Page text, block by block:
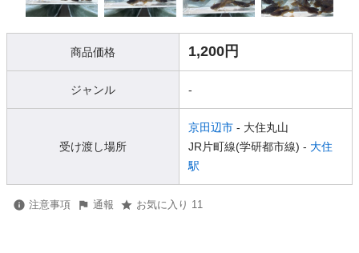
商品価格 1,200円
ジャンル -
受け渡し場所
京田辺市 - 大住丸山
JR片町線(学研都市線) - 大住
駅
注意事項 通報 お気に入り 11